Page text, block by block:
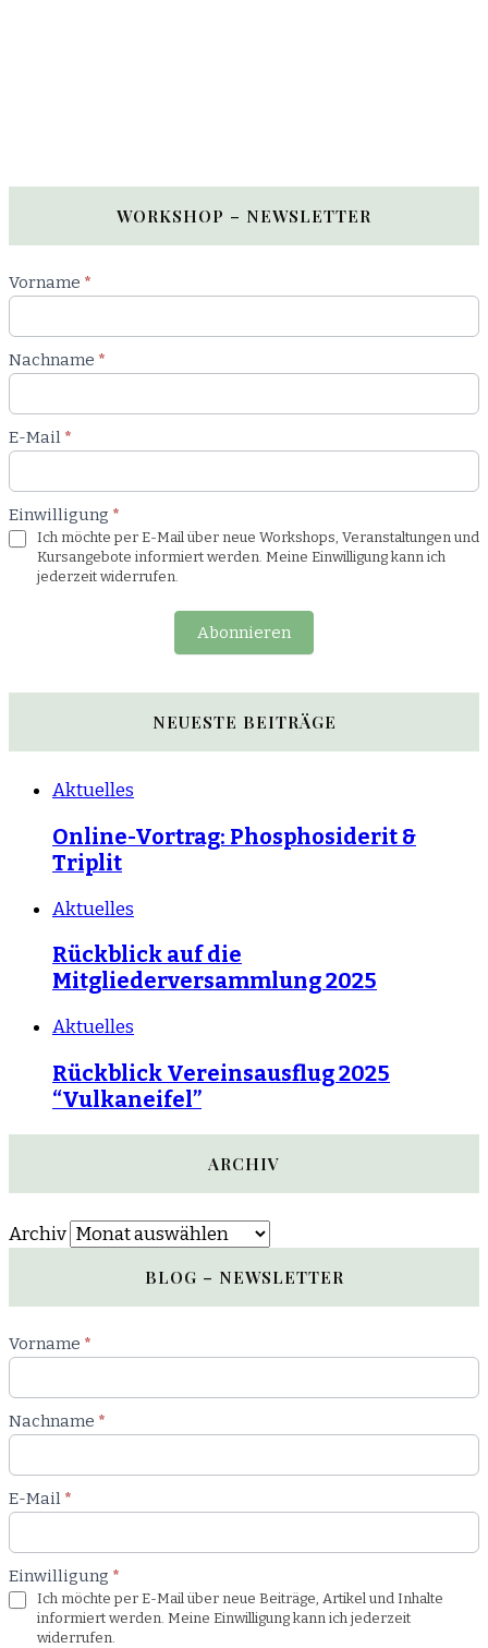
WORKSHOP – NEWSLETTER
Newsletter
Workshop
Vorname *
Nachname *
E-Mail *
Einwilligung *
Ich möchte per E-Mail über neue Workshops, Veranstaltungen und
Kursangebote informiert werden. Meine Einwilligung kann ich
jederzeit widerrufen.
Abonnieren
NEUESTE BEITRÄGE
Aktuelles
Online-Vortrag: Phosphosiderit &
Triplit
Aktuelles
Rückblick auf die
Mitgliederversammlung 2025
Aktuelles
Rückblick Vereinsausflug 2025
“Vulkaneifel”
ARCHIV
Archiv
BLOG – NEWSLETTER
Newsletter
Blog
Vorname *
Nachname *
E-Mail *
Einwilligung *
Ich möchte per E-Mail über neue Beiträge, Artikel und Inhalte
informiert werden. Meine Einwilligung kann ich jederzeit
widerrufen.